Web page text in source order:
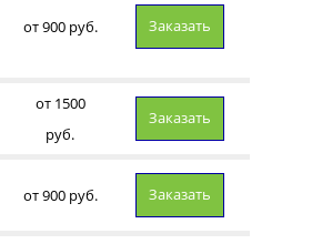
от 900 руб. Заказать
от 1500
руб.
Заказать
от 900 руб. Заказать